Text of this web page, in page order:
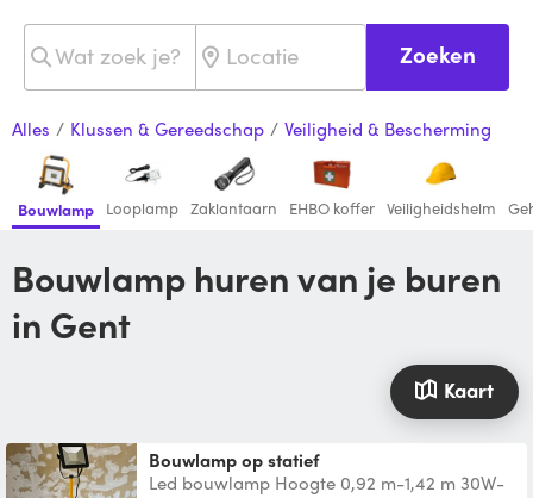
Zoeken
Alles / Klussen & Gereedschap / Veiligheid & Bescherming
Bouwlamp Looplamp Zaklantaarn EHBO koffer Veiligheidshelm
Bouwlamp huren van je buren
in Gent
Kaart
Bouwlamp op statief
Led bouwlamp Hoogte 0,92 m-1,42 m 30W-